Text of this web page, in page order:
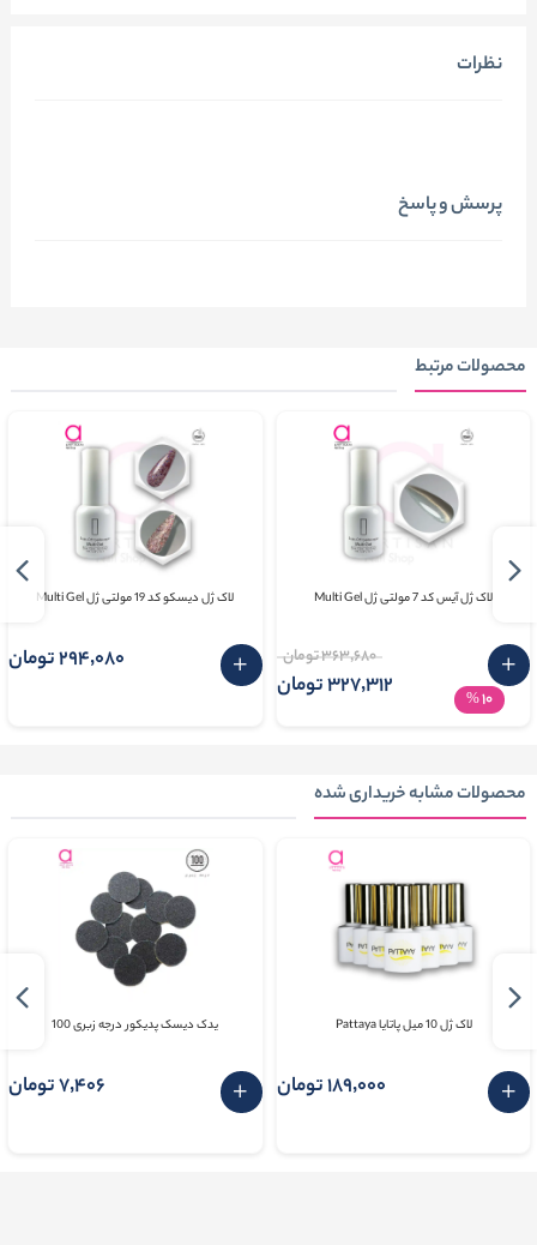
نظرات
پرسش و پاسخ
محصولات مرتبط
لاک ژل آیس کد 7 مولتی ژل Multi Gel
10
%
363٬680 تومان
327٬312 تومان
لاک ژل دیسکو کد 19 مولتی ژل Multi Gel
294٬080 تومان
محصولات مشابه خریداری شده
لاک ژل 10 میل پاتایا Pattaya
189٬000 تومان
یدک دیسک پدیکور درجه زبری 100
7٬406 تومان